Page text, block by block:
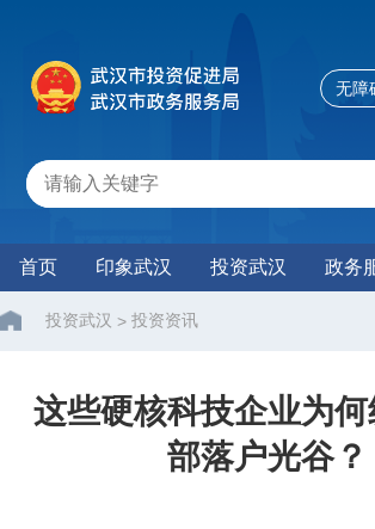
无障
首页 印象武汉 投资武汉 政务
投资武汉 > 投资资讯
这些硬核科技企业为
部落户光谷？